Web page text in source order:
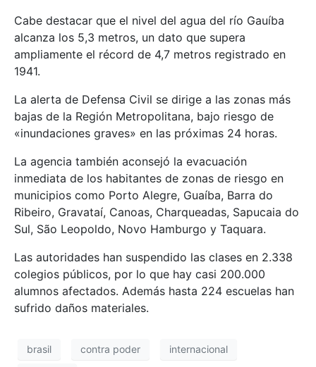
Cabe destacar que el nivel del agua del río Gauíba
alcanza los 5,3 metros, un dato que supera
ampliamente el récord de 4,7 metros registrado en
1941.
La alerta de Defensa Civil se dirige a las zonas más
bajas de la Región Metropolitana, bajo riesgo de
«inundaciones graves» en las próximas 24 horas.
La agencia también aconsejó la evacuación
inmediata de los habitantes de zonas de riesgo en
municipios como Porto Alegre, Guaíba, Barra do
Ribeiro, Gravataí, Canoas, Charqueadas, Sapucaia do
Sul, São Leopoldo, Novo Hamburgo y Taquara.
Las autoridades han suspendido las clases en 2.338
colegios públicos, por lo que hay casi 200.000
alumnos afectados. Además hasta 224 escuelas han
sufrido daños materiales.
brasil contra poder internacional